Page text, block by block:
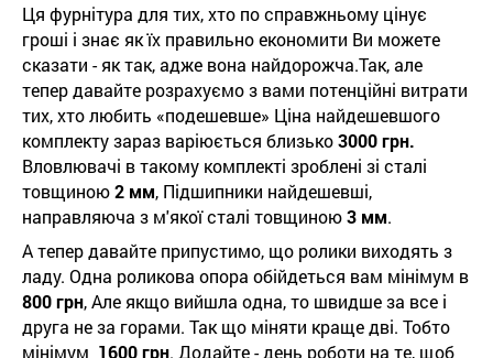
Ця фурнітура для тих, хто по справжньому цінує
гроші і знає як їх правильно економити Ви можете
сказати - як так, адже вона найдорожча.Так, але
тепер давайте розрахуємо з вами потенційні витрати
тих, хто любить «подешевше» Ціна найдешевшого
комплекту зараз варіюється близько3000 грн.
Вловлювачі в такому комплекті зроблені зі сталі
товщиною2 мм, Підшипники найдешевші,
направляюча з м'якої сталі товщиною3 мм.
А тепер давайте припустимо, що ролики виходять з
ладу. Одна роликова опора обійдеться вам мінімум в
800 грн, Але якщо вийшла одна, то швидше за все і
друга не за горами. Так що міняти краще дві. Тобто
мінімум 1600 грн. Додайте - день роботи на те, щоб